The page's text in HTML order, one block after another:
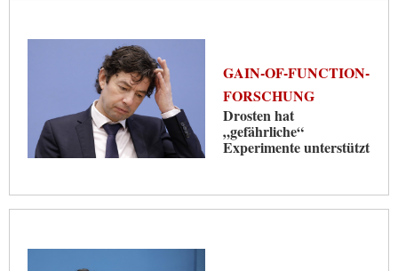
GAIN-OF-FUNCTION-
FORSCHUNG
Drosten hat
„gefährliche“
Experimente unterstützt